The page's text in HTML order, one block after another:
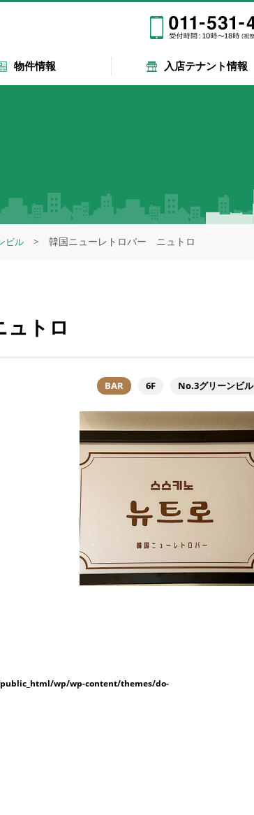
物件情報 入店テナント情報
ビル 韓国ニューレトロバー ニュトロ
トロ
BAR 6F No.3グリーンビル
wp/wp-content/themes/do-